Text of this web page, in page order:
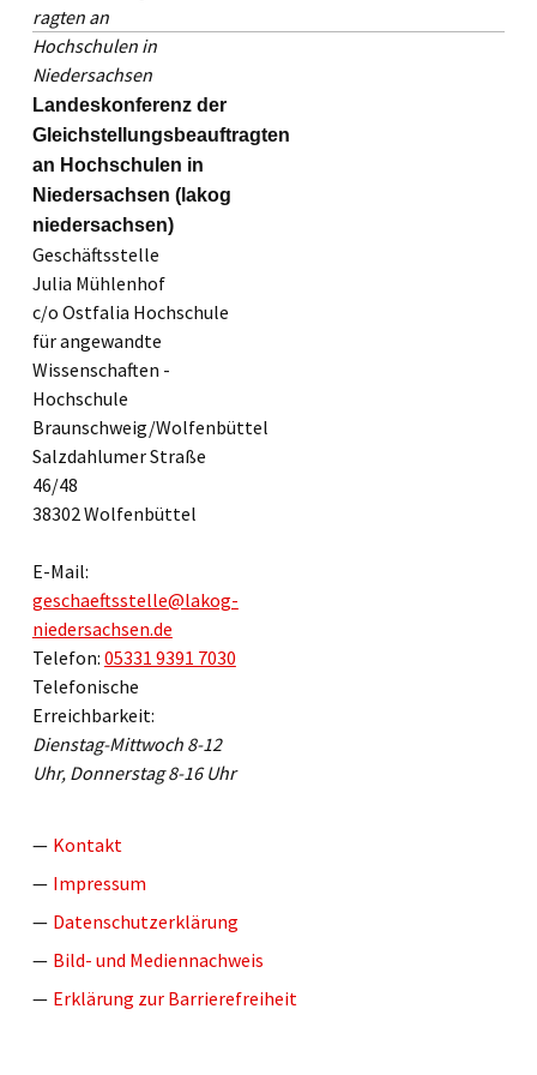
Landeskonferenz der
Gleichstellungsbeauftragten
an Hochschulen in
Niedersachsen (lakog
niedersachsen)
Geschäftsstelle
Julia Mühlenhof
c/o Ostfalia Hochschule
für angewandte
Wissenschaften -
Hochschule
Braunschweig/Wolfenbüttel
Salzdahlumer Straße
46/48
38302 Wolfenbüttel
E-Mail:
geschaeftsstelle@lakog-
niedersachsen.de
Telefon: 05331 9391 7030
Telefonische
Erreichbarkeit:
Dienstag-Mittwoch 8-12
Uhr, Donnerstag 8-16 Uhr
Kontakt
Impressum
Datenschutzerklärung
Bild- und Mediennachweis
Erklärung zur Barrierefreiheit